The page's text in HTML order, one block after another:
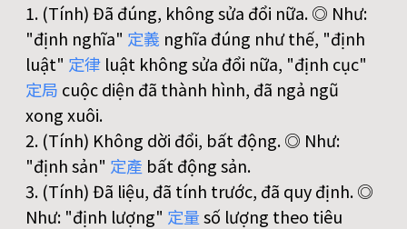
1. (Tính) Đã đúng, không sửa đổi nữa. ◎ Như:
"định nghĩa" 定義 nghĩa đúng như thế, "định
luật" 定律 luật không sửa đổi nữa, "định cục"
定局 cuộc diện đã thành hình, đã ngả ngũ
xong xuôi.
2. (Tính) Không dời đổi, bất động. ◎ Như:
"định sản" 定產 bất động sản.
3. (Tính) Đã liệu, đã tính trước, đã quy định. ◎
Như: "định lượng" 定量số lượng theo tiêu